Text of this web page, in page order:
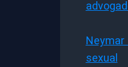
sexual